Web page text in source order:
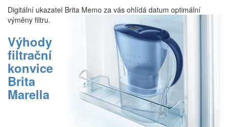
Digitální ukazatel Brita Memo za vás ohlídá datum optimální
výměny filtru.
Výhody
filtrační
konvice
Brita
Marella